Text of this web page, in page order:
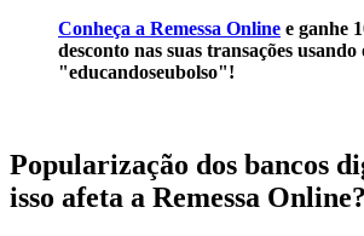
Conheça a Remessa Online e ganhe
desconto nas suas transações usando
"educandoseubolso"!
Popularização dos bancos
isso afeta a Remessa Online?